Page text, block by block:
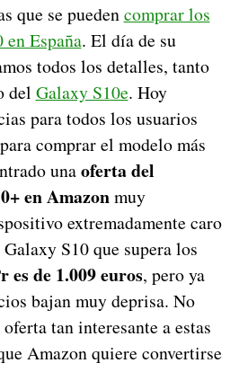
que se puedencomprar los
en España. El día de su
todos los detalles, tanto
del Galaxy S10e. Hoy
para todos los usuarios
comprar el modelo más
unaoferta del
en Amazonmuy
extremadamente caro
S10 que supera los
es de 1.009 euros, pero ya
bajan muy deprisa. No
tan interesante a estas
Amazon quiere convertirse